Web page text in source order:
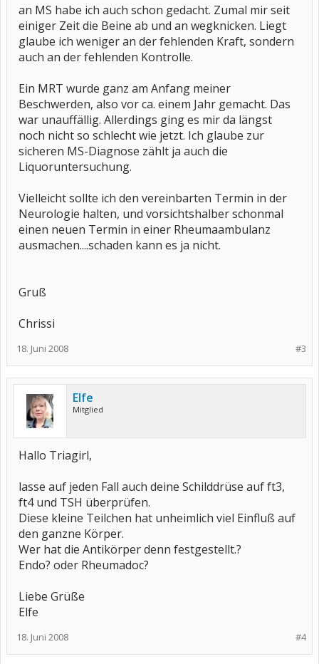
an MS habe ich auch schon gedacht. Zumal mir seit
einiger Zeit die Beine ab und an wegknicken. Liegt
glaube ich weniger an der fehlenden Kraft, sondern
auch an der fehlenden Kontrolle.
Ein MRT wurde ganz am Anfang meiner
Beschwerden, also vor ca. einem Jahr gemacht. Das
war unauffällig. Allerdings ging es mir da längst
noch nicht so schlecht wie jetzt. Ich glaube zur
sicheren MS-Diagnose zählt ja auch die
Liquoruntersuchung.
Vielleicht sollte ich den vereinbarten Termin in der
Neurologie halten, und vorsichtshalber schonmal
einen neuen Termin in einer Rheumaambulanz
ausmachen....schaden kann es ja nicht.
Gruß
Chrissi
#3
18. Juni 2008
Elfe
Mitglied
Hallo Triagirl,
lasse auf jeden Fall auch deine Schilddrüse auf ft3,
ft4 und TSH überprüfen.
Diese kleine Teilchen hat unheimlich viel Einfluß auf
den ganzne Körper.
Wer hat die Antikörper denn festgestellt.?
Endo? oder Rheumadoc?
Liebe Grüße
Elfe
#4
18. Juni 2008